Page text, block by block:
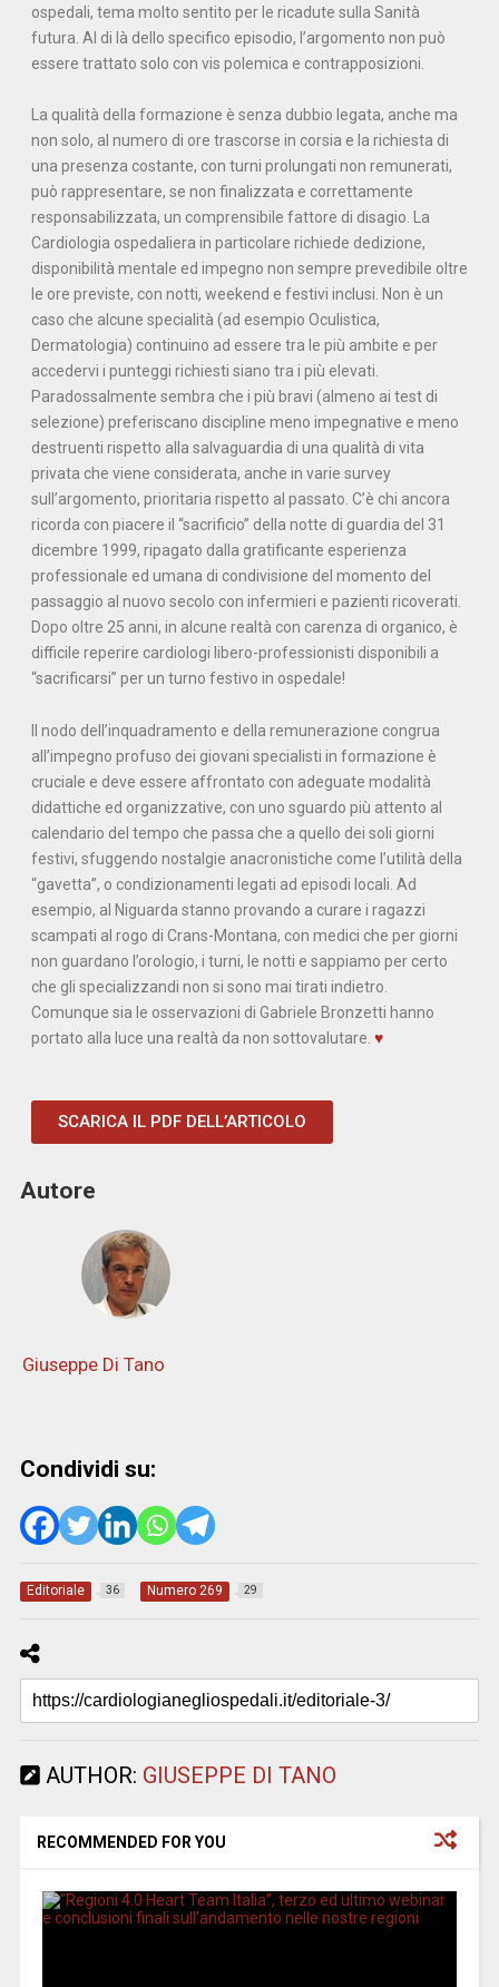
ospedali, tema molto sentito per le ricadute sulla Sanità
futura. Al di là dello specifico episodio, l’argomento non può
essere trattato solo con vis polemica e contrapposizioni.
La qualità della formazione è senza dubbio legata, anche ma
non solo, al numero di ore trascorse in corsia e la richiesta di
una presenza costante, con turni prolungati non remunerati,
può rappresentare, se non finalizzata e correttamente
responsabilizzata, un comprensibile fattore di disagio. La
Cardiologia ospedaliera in particolare richiede dedizione,
disponibilità mentale ed impegno non sempre prevedibile oltre
le ore previste, con notti, weekend e festivi inclusi. Non è un
caso che alcune specialità (ad esempio Oculistica,
Dermatologia) continuino ad essere tra le più ambite e per
accedervi i punteggi richiesti siano tra i più elevati.
Paradossalmente sembra che i più bravi (almeno ai test di
selezione) preferiscano discipline meno impegnative e meno
destruenti rispetto alla salvaguardia di una qualità di vita
privata che viene considerata, anche in varie survey
sull’argomento, prioritaria rispetto al passato. C’è chi ancora
ricorda con piacere il “sacrificio” della notte di guardia del 31
dicembre 1999, ripagato dalla gratificante esperienza
professionale ed umana di condivisione del momento del
passaggio al nuovo secolo con infermieri e pazienti ricoverati.
Dopo oltre 25 anni, in alcune realtà con carenza di organico, è
difficile reperire cardiologi libero-professionisti disponibili a
“sacrificarsi” per un turno festivo in ospedale!
Il nodo dell’inquadramento e della remunerazione congrua
all’impegno profuso dei giovani specialisti in formazione è
cruciale e deve essere affrontato con adeguate modalità
didattiche ed organizzative, con uno sguardo più attento al
calendario del tempo che passa che a quello dei soli giorni
festivi, sfuggendo nostalgie anacronistiche come l’utilità della
“gavetta”, o condizionamenti legati ad episodi locali. Ad
esempio, al Niguarda stanno provando a curare i ragazzi
scampati al rogo di Crans-Montana, con medici che per giorni
non guardano l’orologio, i turni, le notti e sappiamo per certo
che gli specializzandi non si sono mai tirati indietro.
Comunque sia le osservazioni di Gabriele Bronzetti hanno
portato alla luce una realtà da non sottovalutare. ♥
SCARICA IL PDF DELL’ARTICOLO
Autore
Giuseppe Di Tano
Condividi su:
Editoriale 36 Numero 269 29
AUTHOR: GIUSEPPE DI TANO
RECOMMENDED FOR YOU